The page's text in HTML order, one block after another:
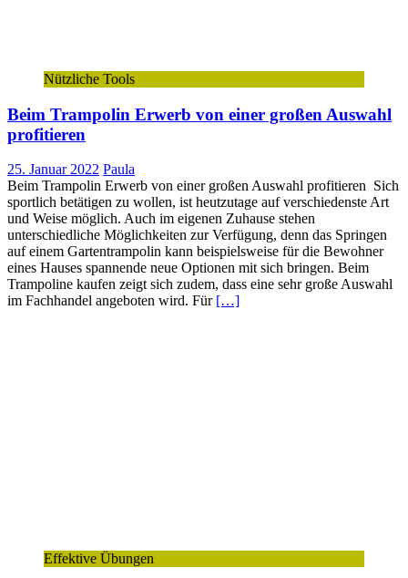
Nützliche Tools
Beim Trampolin Erwerb von einer großen Auswahl
profitieren
25. Januar 2022 Paula
Beim Trampolin Erwerb von einer großen Auswahl profitieren Sich
sportlich betätigen zu wollen, ist heutzutage auf verschiedenste Art
und Weise möglich. Auch im eigenen Zuhause stehen
unterschiedliche Möglichkeiten zur Verfügung, denn das Springen
auf einem Gartentrampolin kann beispielsweise für die Bewohner
eines Hauses spannende neue Optionen mit sich bringen. Beim
Trampoline kaufen zeigt sich zudem, dass eine sehr große Auswahl
im Fachhandel angeboten wird. Für […]
Effektive Übungen